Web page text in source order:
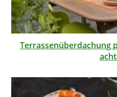
Terrassenüberdachung